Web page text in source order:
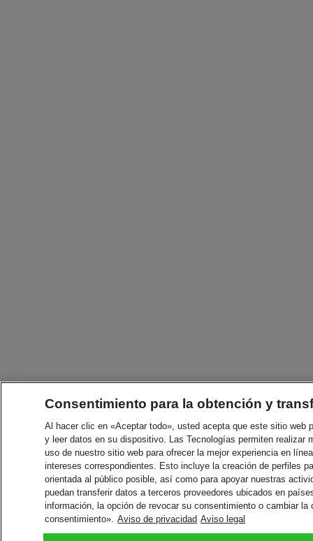
Consentimiento para la obtención y
Al hacer clic en «Aceptar todo», usted acepta que este sitio
y leer datos en su dispositivo. Las Tecnologías permiten
uso de nuestro sitio web para ofrecer la mejor experiencia en
intereses correspondientes. Esto incluye la creación de perfiles
orientada al público posible, así como para apoyar nuestras
puedan transferir datos a terceros proveedores ubicados en
información, la opción de revocar su consentimiento o cambiar
consentimiento». Aviso de privacidad Aviso legal